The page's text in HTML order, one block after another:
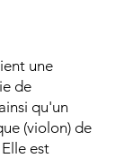
une
de
qu'un
(violon) de
est